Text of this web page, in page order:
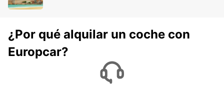
¿Por qué alquilar un coche con
Europcar?